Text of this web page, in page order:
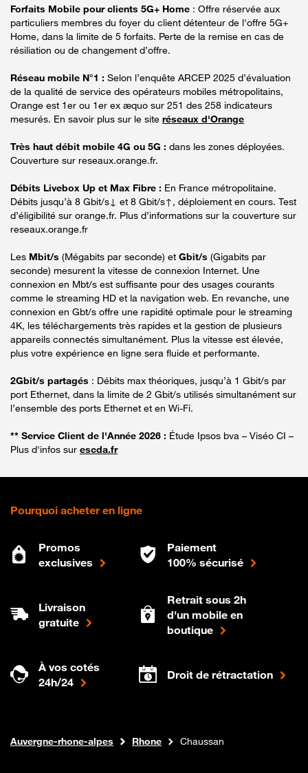
Forfaits Mobile pour clients 5G+ Home : Offre réservée aux
particuliers membres du foyer du client détenteur de l'offre 5G+
Home, dans la limite de 5 forfaits. Perte de la remise en cas de
résiliation ou de changement d’offre.
Réseau mobile N°1 : Selon l’enquête ARCEP 2025 d’évaluation
de la qualité de service des opérateurs mobiles métropolitains,
Orange est 1er ou 1er ex æquo sur 251 des 258 indicateurs
mesurés. En savoir plus sur le site réseaux d'Orange
Très haut débit mobile 4G ou 5G : dans les zones déployées.
Couverture sur reseaux.orange.fr.
Débits Livebox Up et Max Fibre : En France métropolitaine.
Débits jusqu’à 8 Gbit/s↓ et 8 Gbit/s↑, déploiement en cours. Test
d’éligibilité sur orange.fr. Plus d’informations sur la couverture sur
reseaux.orange.fr
Les Mbit/s (Mégabits par seconde) et Gbit/s (Gigabits par
seconde) mesurent la vitesse de connexion Internet. Une
connexion en Mbt/s est suffisante pour des usages courants
comme le streaming HD et la navigation web. En revanche, une
connexion en Gbt/s offre une rapidité optimale pour le streaming
4K, les téléchargements très rapides et la gestion de plusieurs
appareils connectés simultanément. Plus la vitesse est élevée,
plus votre expérience en ligne sera fluide et performante.
2Gbit/s partagés : Débits max théoriques, jusqu’à 1 Gbit/s par
port Ethernet, dans la limite de 2 Gbit/s utilisés simultanément sur
l’ensemble des ports Ethernet et en Wi-Fi.
** Service Client de l'Année 2026 : Étude Ipsos bva – Viséo CI –
Plus d'infos sur escda.fr
Pourquoi acheter en ligne
Promos
exclusives
Paiement
100% sécurisé
Livraison
gratuite
Retrait sous 2h
d'un mobile en
boutique
À vos cotés
24h/24
Droit de rétractation
Boutique Orange
Internet fibre
Auvergne-rhone-alpes Rhone Chaussan